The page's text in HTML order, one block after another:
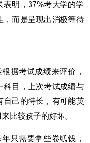
表明，37%考大学的学
，而是呈现出消极等待
据考试成绩来评价，
科目，上次考试成绩与
自己的特长，有可能英
比较孩子的好坏。
只需要拿些卷纸钱，